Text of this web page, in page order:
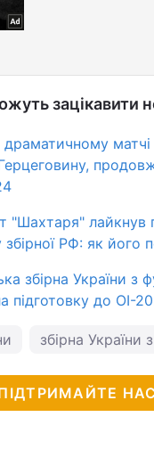
зацікавити
драматичному
"Шахтаря" лайкнув
збірної РФ: як його
збірна України з
підготовку до ОІ-
збірна України
НАС